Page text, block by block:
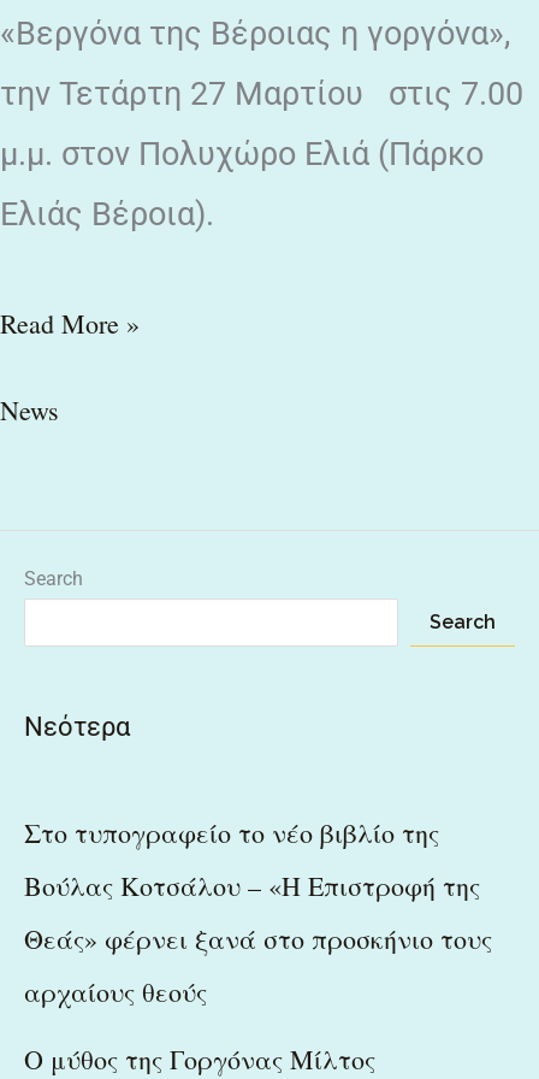
«Βεργόνα της Βέροιας η γοργόνα»,
την Τετάρτη 27 Μαρτίου στις 7.00
μ.μ. στον Πολυχώρο Ελιά (Πάρκο
Ελιάς Βέροια).
Read More »
News
Search
Search
Νεότερα
Στο τυπογραφείο το νέο βιβλίο της
Βούλας Κοτσάλου – «Η Επιστροφή της
Θεάς» φέρνει ξανά στο προσκήνιο τους
αρχαίους θεούς
Ο μύθος της Γοργόνας Μίλτος